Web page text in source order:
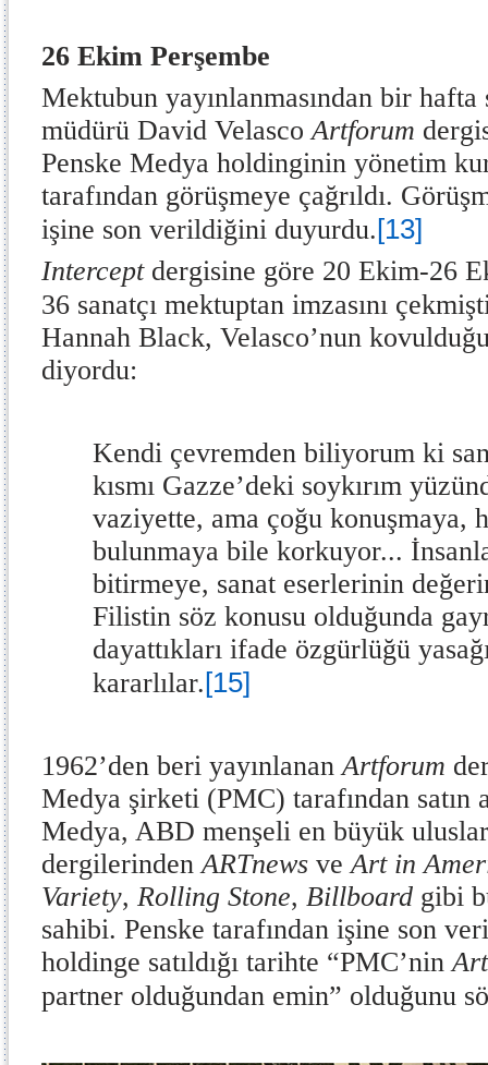
26 Ekim Perşembe
Mektubun yayınlanmasından bir hafta
müdürü David VelascoArtforum
Penske Medya holdinginin yönetim
tarafından görüşmeye çağrıldı.
işine son verildiğini duyurdu.[13]
Interceptdergisine göre 20 Ekim-26
36 sanatçı mektuptan imzasını
Hannah Black, Velasco’nun
diyordu:
Kendi çevremden biliyorum ki
kısmı Gazze’deki soykırım
vaziyette, ama çoğu konuşmaya,
bulunmaya bile korkuyor...
bitirmeye, sanat eserlerinin
Filistin söz konusu olduğunda
dayattıkları ifade özgürlüğü
kararlılar.[15]
1962’den beri yayınlananArtforum
Medya şirketi (PMC) tarafından satın
Medya, ABD menşeli en büyük
dergilerindenARTnews veArt in
Variety, Rolling Stone, Billboard gibi
sahibi. Penske tarafından işine son
holdinge satıldığı tarihte “PMC’nin
partner olduğundan emin” olduğunu